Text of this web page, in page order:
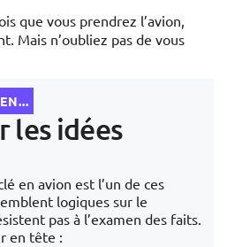
que vous prendrez l’avion,
Mais n’oubliez pas de vous
les idées
en avion est l’un de ces
logiques sur le
pas à l’examen des faits.
en tête :